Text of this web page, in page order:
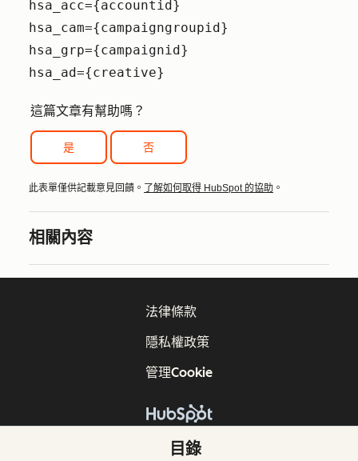
hsa_acc={accountid}
hsa_cam={campaigngroupid}
hsa_grp={campaignid}
hsa_ad={creative}
這篇文章有幫助嗎？
是 否
此表單僅供記載意見回饋。 了解如何取得 HubSpot 的協助 。
相關內容
目錄
版權所有 © 2026 HubSpot, Inc.
法律條款
隱私權政策
管理Cookie